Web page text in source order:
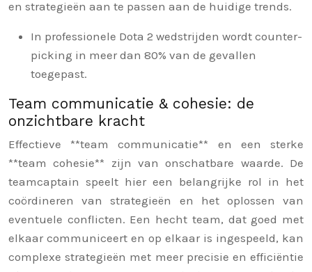
en strategieën aan te passen aan de huidige trends.
In professionele Dota 2 wedstrijden wordt counter-
picking in meer dan 80% van de gevallen
toegepast.
Team communicatie & cohesie: de
onzichtbare kracht
Effectieve **team communicatie** en een sterke
**team cohesie** zijn van onschatbare waarde. De
teamcaptain speelt hier een belangrijke rol in het
coördineren van strategieën en het oplossen van
eventuele conflicten. Een hecht team, dat goed met
elkaar communiceert en op elkaar is ingespeeld, kan
complexe strategieën met meer precisie en efficiëntie